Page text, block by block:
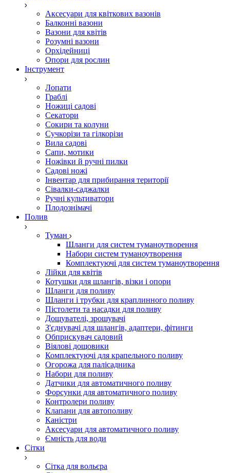
Аксесуари для квіткових вазонів
Балконні вазони
Вазони для квітів
Розумні вазони
Орхідейниці
Опори для рослин
Інструмент
Лопати
Граблі
Ножиці садові
Секатори
Сокири та колуни
Сучкорізи та гілкорізи
Вила садові
Сапи, мотики
Ножівки й ручні пилки
Садові ножі
Інвентар для прибирання території
Сівалки-саджалки
Ручні культиватори
Плодознімачі
Полив
Туман
Шланги для систем туманоутворення
Набори систем туманоутворення
Комплектуючі для систем туманоутворення
Лійки для квітів
Котушки для шлангів, візки і опори
Шланги для поливу
Шланги і трубки для краплинного поливу
Пістолети та насадки для поливу
Дощувателі, зрошувачі
З'єднувачі для шлангів, адаптери, фітинги
Обприскувач садовий
Віялові дощовики
Комплектуючі для крапельного поливу
Огорожа для палісадника
Набори для поливу
Датчики для автоматичного поливу
Форсунки для автоматичного поливу
Контролери поливу
Клапани для автополиву
Каністри
Аксесуари для автоматичного поливу
Ємність для води
Сітки
Сітка для вольєра